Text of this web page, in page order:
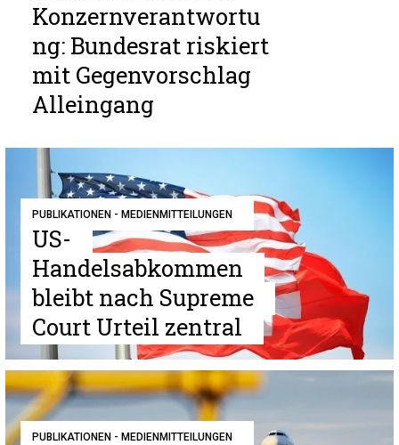
Konzernverantwortu
ng: Bundesrat riskiert
mit Gegenvorschlag
Alleingang
PUBLIKATIONEN - MEDIENMITTEILUNGEN
US-
Handelsabkommen
bleibt nach Supreme
Court Urteil zentral
PUBLIKATIONEN - MEDIENMITTEILUNGEN